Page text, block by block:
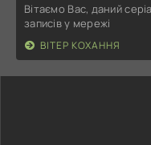
Вітаємо Вас, даний
записів у мережі
ВІТЕР КОХАННЯ